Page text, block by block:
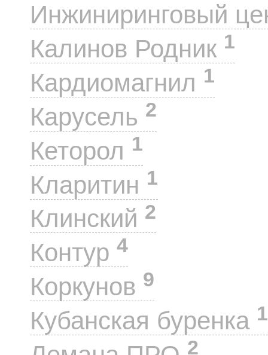
Инжиниринговый
Калинов Родник 1
Кардиомагнил 1
Карусель 2
Кеторол 1
Кларитин 1
Клинский 2
Контур 4
Коркунов 9
Кубанская буренка 1
2